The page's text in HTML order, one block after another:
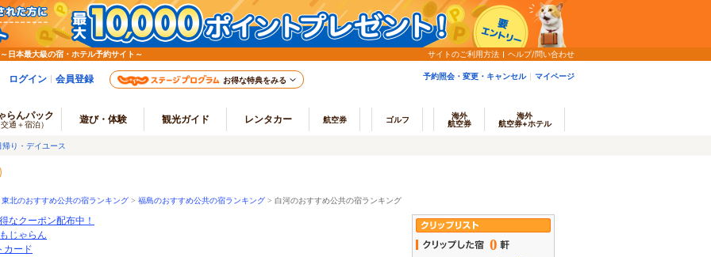
日本最大級の宿・ホテル予約サイト～ サイトのご利用方法 ヘルプ/問い合わせ
ログイン 会員登録 お得な特典をみる 予約照会・変更・キャンセル マイページ
らんパック
通＋宿泊） 遊び・体験 観光ガイド レンタカー 航空券 ゴルフ
海外
航空券
海外
航空券+ホテル
帰り・デイユース
東北のおすすめ公共の宿ランキング > 福島のおすすめ公共の宿ランキング > 白河のおすすめ公共の宿ランキング
なクーポン配布中！
じゃらん
カード
0